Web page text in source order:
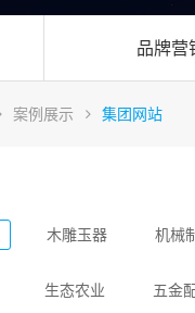
品牌营
案例展示 集团网站
木雕玉器 机械
生态农业 五金